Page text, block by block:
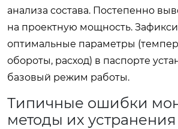
анализа состава. Постепенно
на проектную мощность.
оптимальные параметры
обороты, расход) в паспорте
базовый режим работы.
Типичные ошибки
методы их устранения